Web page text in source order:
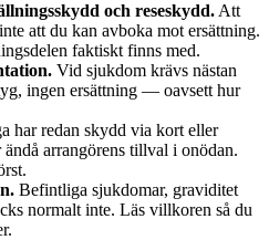
och reseskydd. Att
att du kan avboka mot ersättning.
faktiskt finns med.
Vid sjukdom krävs nästan
ingen ersättning — oavsett hur
har redan skydd via kort eller
arrangörens tillval i onödan.
Befintliga sjukdomar, graviditet
normalt inte. Läs villkoren så du